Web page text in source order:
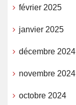
février 2025
janvier 2025
décembre 2024
novembre 2024
octobre 2024